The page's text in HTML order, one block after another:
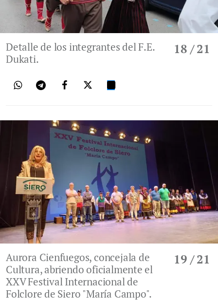
18 / 21
Detalle de los integrantes del F.E.
Dukati.
19 / 21
Aurora Cienfuegos, concejala de
Cultura, abriendo oficialmente el
XXV Festival Internacional de
Folclore de Siero "María Campo".